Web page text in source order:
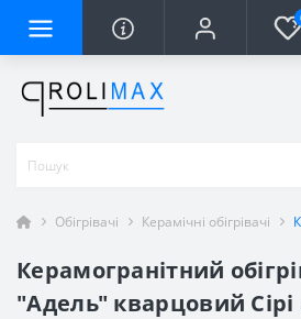
Обігрівачі Керамічні обігрівачі
Керамогранітний
"Адель" кварцовий Сірі